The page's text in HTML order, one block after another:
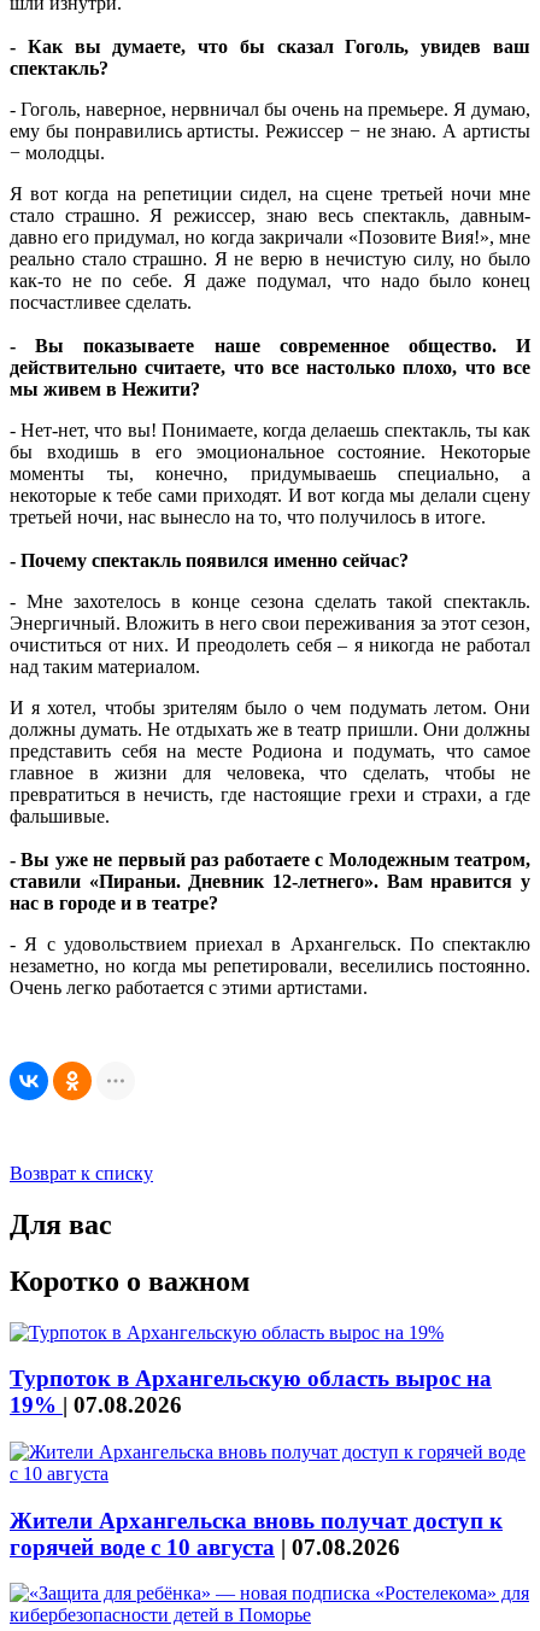
- Как вы думаете, что бы сказал Гоголь, увидев ваш
спектакль?
- Гоголь, наверное, нервничал бы очень на премьере. Я думаю,
ему бы понравились артисты. Режиссер − не знаю. А артисты
− молодцы.
Я вот когда на репетиции сидел, на сцене третьей ночи мне
стало страшно. Я режиссер, знаю весь спектакль, давным-
давно его придумал, но когда закричали «Позовите Вия!», мне
реально стало страшно. Я не верю в нечистую силу, но было
как-то не по себе. Я даже подумал, что надо было конец
посчастливее сделать.
- Вы показываете наше современное общество. И
действительно считаете, что все настолько плохо, что все
мы живем в Нежити?
- Нет-нет, что вы! Понимаете, когда делаешь спектакль, ты как
бы входишь в его эмоциональное состояние. Некоторые
моменты ты, конечно, придумываешь специально, а
некоторые к тебе сами приходят. И вот когда мы делали сцену
третьей ночи, нас вынесло на то, что получилось в итоге.
- Почему спектакль появился именно сейчас?
- Мне захотелось в конце сезона сделать такой спектакль.
Энергичный. Вложить в него свои переживания за этот сезон,
очиститься от них. И преодолеть себя – я никогда не работал
над таким материалом.
И я хотел, чтобы зрителям было о чем подумать летом. Они
должны думать. Не отдыхать же в театр пришли. Они должны
представить себя на месте Родиона и подумать, что самое
главное в жизни для человека, что сделать, чтобы не
превратиться в нечисть, где настоящие грехи и страхи, а где
фальшивые.
- Вы уже не первый раз работаете с Молодежным театром,
ставили «Пираньи. Дневник 12-летнего». Вам нравится у
нас в городе и в театре?
- Я с удовольствием приехал в Архангельск. По спектаклю
незаметно, но когда мы репетировали, веселились постоянно.
Очень легко работается с этими артистами.
Возврат к списку
Для вас
Коротко о важном
Турпоток в Архангельскую область вырос на
19% | 07.08.2026
Жители Архангельска вновь получат доступ к
горячей воде с 10 августа | 07.08.2026